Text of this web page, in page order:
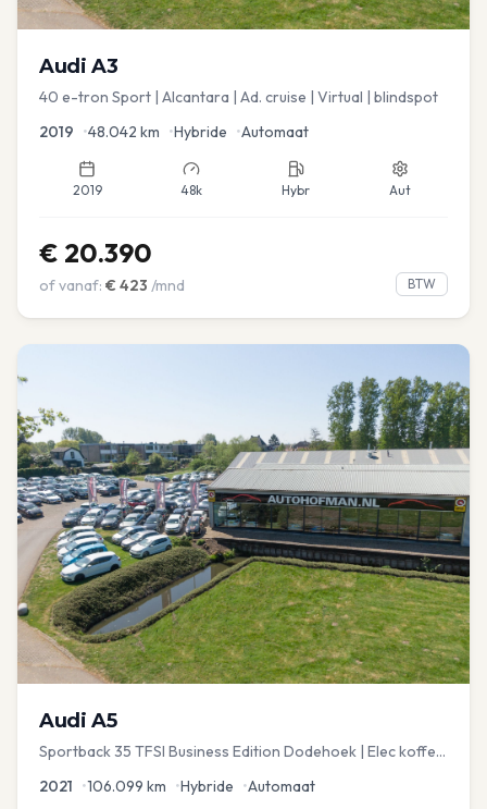
Audi A3
40 e-tron Sport | Alcantara | Ad. cruise | Virtual | blindspot
2019 •48.042 km •Hybride •Automaat
2019 48k Hybr Aut
€ 20.390
of vanaf: € 423 /mnd BTW
Audi A5
Sportback 35 TFSI Business Edition Dodehoek | Elec koffer
2021 •106.099 km •Hybride •Automaat